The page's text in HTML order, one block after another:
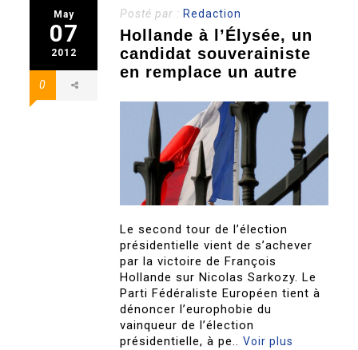
May
07
2012
0
Posté par : Redaction
Hollande à l’Élysée, un
candidat souverainiste
en remplace un autre
Le second tour de l’élection
présidentielle vient de s’achever
par la victoire de François
Hollande sur Nicolas Sarkozy. Le
Parti Fédéraliste Européen tient à
dénoncer l’europhobie du
vainqueur de l’élection
présidentielle, à pe..Voir plus